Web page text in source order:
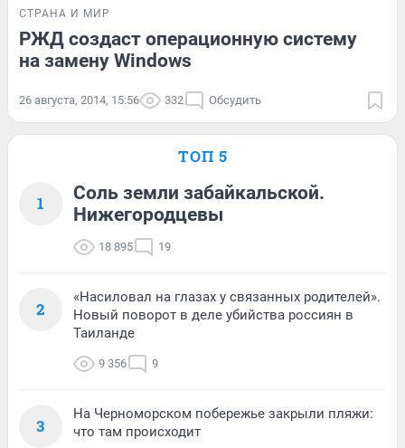
СТРАНА И МИР
РЖД создаст операционную систему
на замену Windows
26 августа, 2014, 15:56 332 Обсудить
ТОП 5
1
Соль земли забайкальской.
Нижегородцевы
18 895 19
2
«Насиловал на глазах у связанных родителей».
Новый поворот в деле убийства россиян в
Таиланде
9 356 9
3
На Черноморском побережье закрыли пляжи:
что там происходит